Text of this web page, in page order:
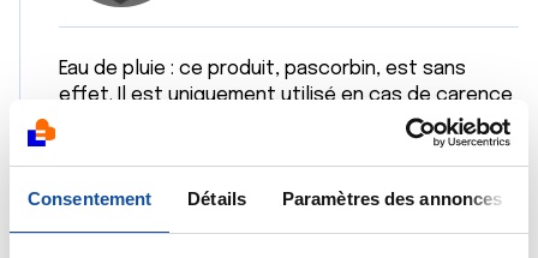
Consentement Détails Paramètres des annonces
Eau de pluie : ce produit, pascorbin, est sans
effet. Il est uniquement utilisé en cas de carence
Citer